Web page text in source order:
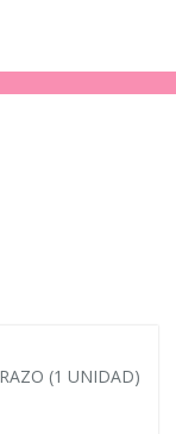
(1 UNIDAD)